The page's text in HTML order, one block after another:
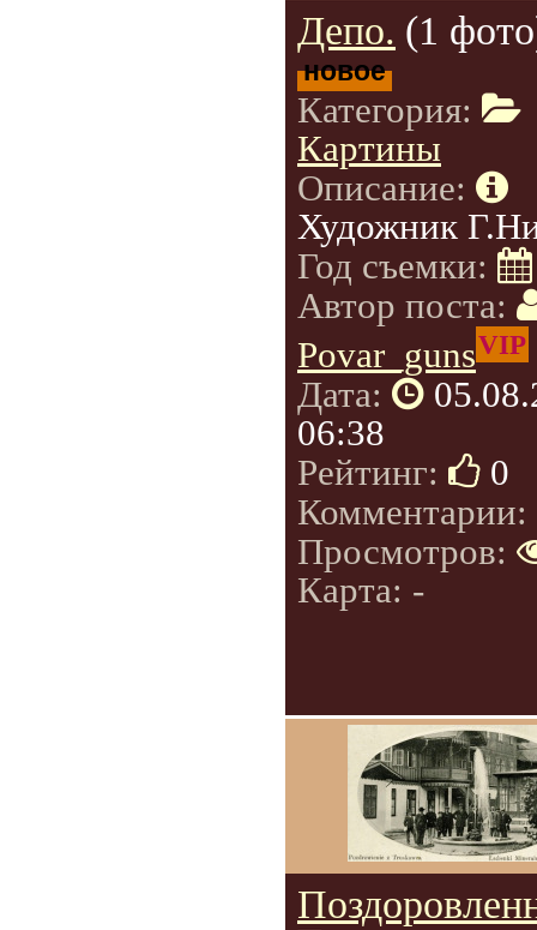
Депо. (1
новое
Категория:
Картины
Описание:
Художник
Год съемки:
Автор поста:
Povar_gunsVIP
Дата:
06:38
Рейтинг:
0
Комментарии:
Просмотров:
Карта: -